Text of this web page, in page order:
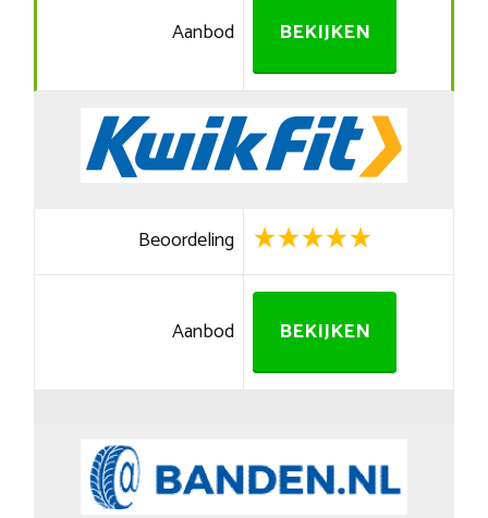
Aanbod BEKIJKEN
Beoordeling
Aanbod BEKIJKEN